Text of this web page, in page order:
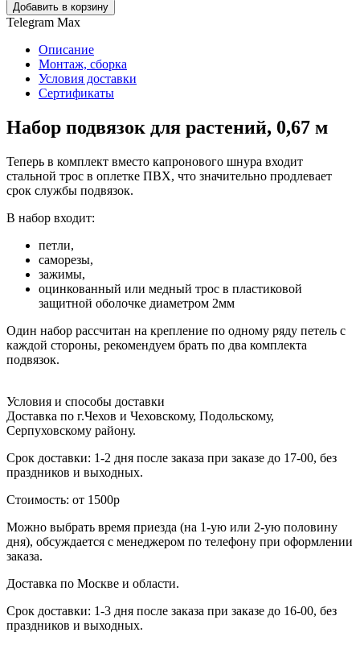
Добавить в корзину
Telegram Max
Описание
Монтаж, сборка
Условия доставки
Сертификаты
Набор подвязок для растений, 0,67 м
Теперь в комплект вместо капронового шнура входит
стальной трос в оплетке ПВХ, что значительно продлевает
срок службы подвязок.
В набор входит:
петли,
саморезы,
зажимы,
оцинкованный или медный трос в пластиковой
защитной оболочке диаметром 2мм
Один набор рассчитан на крепление по одному ряду петель с
каждой стороны, рекомендуем брать по два комплекта
подвязок.
Условия и способы доставки
Доставка по г.Чехов и Чеховскому, Подольскому,
Серпуховскому району.
Срок доставки: 1-2 дня после заказа при заказе до 17-00, без
праздников и выходных.
Стоимость: от 1500р
Можно выбрать время приезда (на 1-ую или 2-ую половину
дня), обсуждается с менеджером по телефону при оформлении
заказа.
Доставка по Москве и области.
Срок доставки: 1-3 дня после заказа при заказе до 16-00, без
праздников и выходных.